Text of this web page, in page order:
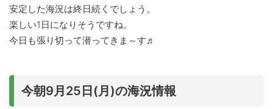
安定した海況は終日続くでしょう。
楽しい1日になりそうですね。
今日も張り切って潜ってきま～す♬
今朝9月25日(月)の海況情報